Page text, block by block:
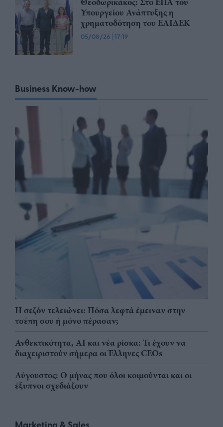
Υπουργείου Ανάπτυξης η
χρηματοδότηση του ΕΛΙΔΕΚ
05/08/26 | 17:19
Business Know-how
Η σεζόν τελειώνει: Πόσα λεφτά έμειναν στην
τσέπη σου ή μόνο πέρασαν;
Ανθεκτικότητα, AI και νέα ρίσκα: Τι έχουν να
διαχειριστούν σήμερα οι Έλληνες CEOs
Αύγουστος: Ο μήνας που όλοι κοιμούνται και οι
έξυπνοι σχεδιάζουν